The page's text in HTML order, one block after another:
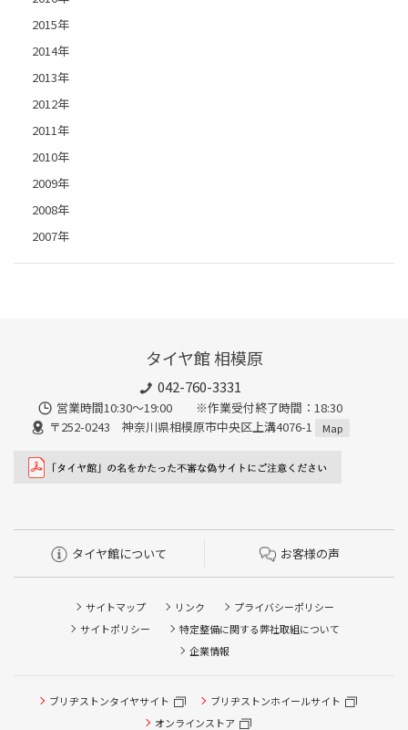
2015年
2014年
2013年
2012年
2011年
2010年
2009年
2008年
2007年
タイヤ館 相模原
042-760-3331
営業時間10:30～19:00 ※作業受付終了時間：18:30
〒252-0243 神奈川県相模原市中央区上溝4076-1
Map
タイヤ館について お客様の声
サイトマップ リンク
プライバシーポリシー
サイトポリシー
特定整備に関する弊社取組について
企業情報
ブリヂストンタイヤサイト
ブリヂストンホイールサイト
オンラインストア
タイヤ点検・安全点検/タイヤ履き替え/オイル交換/その他
ピット作業の予約